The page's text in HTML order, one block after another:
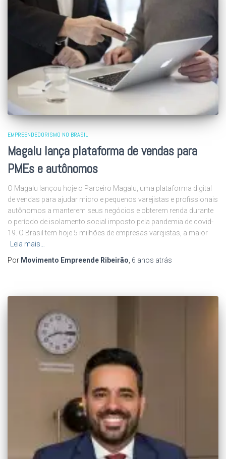
EMPREENDEDORISMO NO BRASIL
Magalu lança plataforma de vendas para
PMEs e autônomos
O Magalu lançou hoje o Parceiro Magalu, uma plataforma digital
de vendas para ajudar micro e pequenos varejistas e profissionais
autônomos a manterem seus negócios e obterem renda durante
o período de isolamento social imposto pela pandemia de covid-
19. O Brasil tem hoje 5 milhões de empresas varejistas, a maior
Leia mais…
Por Movimento Empreende Ribeirão 6 anos atrás